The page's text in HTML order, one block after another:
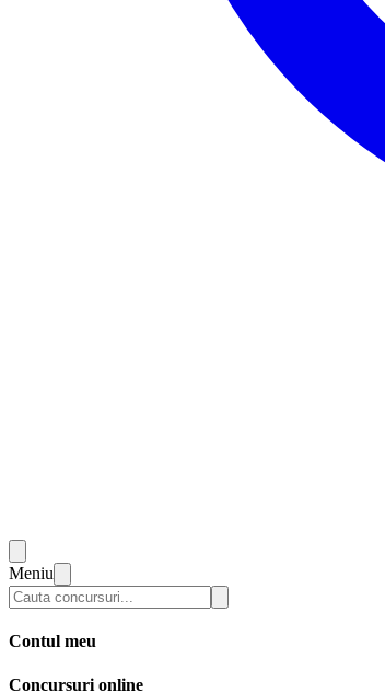
Meniu
Contul meu
Concursuri online